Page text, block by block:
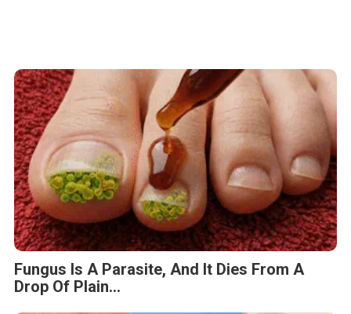
Fungus Is A Parasite, And It Dies From A
Drop Of Plain...